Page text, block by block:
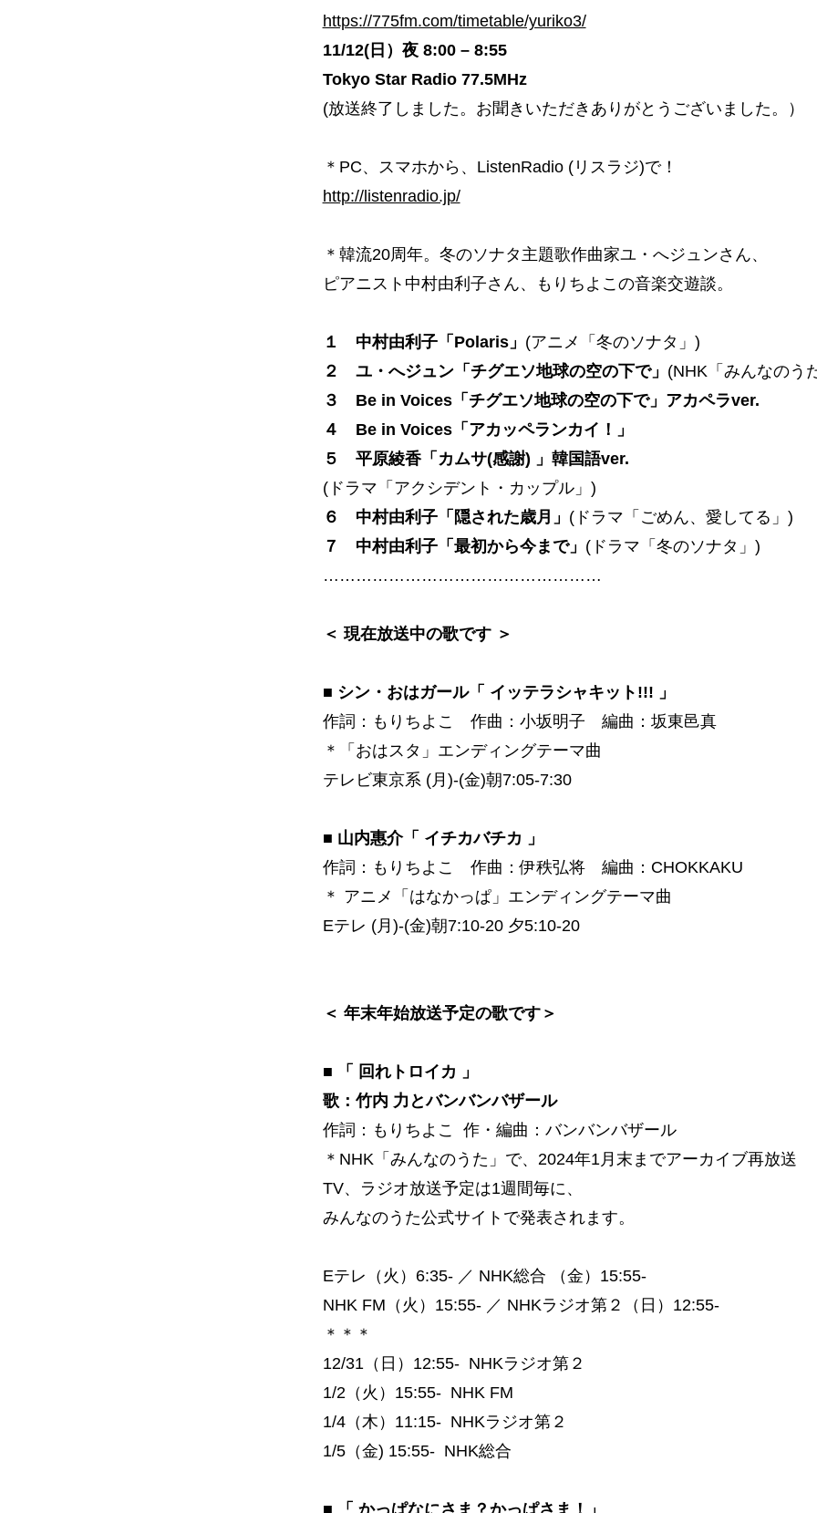
https://775fm.com/timetable/yuriko3/
11/12(日）夜 8:00 – 8:55
Tokyo Star Radio 77.5MHz
(放送終了しました。お聞きいただきありがとうございました。）
＊PC、スマホから、ListenRadio (リスラジ)で！
http://listenradio.jp/
＊韓流20周年。冬のソナタ主題歌作曲家ユ・へジュンさん、
ピアニスト中村由利子さん、もりちよこの音楽交遊談。
１ 中村由利子「Polaris」 (アニメ「冬のソナタ」)
２ ユ・へジュン「チグエソ地球の空の下で」 (NHK「みんなのう
３ Be in Voices「チグエソ地球の空の下で」アカペラver.
４ Be in Voices「アカッペランカイ！」
５ 平原綾香「カムサ(感謝) 」韓国語ver.
(ドラマ「アクシデント・カップル」)
６ 中村由利子「隠された歳月」 (ドラマ「ごめん、愛してる」)
７ 中村由利子「最初から今まで」 (ドラマ「冬のソナタ」)
……………………………………………
＜ 現在放送中の歌です ＞
■ シン・おはガール「 イッテラシャキット!!! 」
作詞：もりちよこ 作曲：小坂明子 編曲：坂東邑真
＊「おはスタ」エンディングテーマ曲
テレビ東京系 (月)-(金)朝7:05-7:30
■ 山内惠介「 イチカバチカ 」
作詞：もりちよこ 作曲：伊秩弘将 編曲：CHOKKAKU
＊ アニメ「はなかっぱ」エンディングテーマ曲
Eテレ (月)-(金)朝7:10-20 夕5:10-20
＜ 年末年始放送予定の歌です＞
■ 「 回れトロイカ 」
歌：竹内 力とバンバンバザール
作詞：もりちよこ
作・編曲：バンバンバザール
＊NHK「みんなのうた」で、2024年1月末までアーカイブ再放送
TV、ラジオ放送予定は1週間毎に、
みんなのうた公式サイトで発表されます。
Eテレ（火）6:35- ／ NHK総合 （金）15:55-
NHK FM（火）15:55- ／ NHKラジオ第２（日）12:55-
＊＊＊
12/31（日）12:55- NHKラジオ第２
1/2（火）15:55- NHK FM
1/4（木）11:15- NHKラジオ第２
1/5（金) 15:55- NHK総合
■ 「 かっぱなにさま？かっぱさま！」